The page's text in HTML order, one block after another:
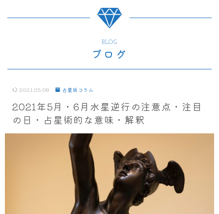
BLOG
ブログ
2021.05.08 占星術コラム
2021年5月・6月水星逆行の注意点・注目
の日・占星術的な意味・解釈